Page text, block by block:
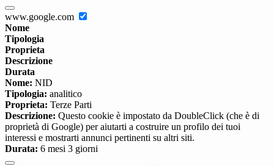
www.google.com
Nome
Tipologia
Proprieta
Descrizione
Durata
Nome: NID
Tipologia: analitico
Proprieta: Terze Parti
Descrizione: Questo cookie è impostato da DoubleClick (che è di
proprietà di Google) per aiutarti a costruire un profilo dei tuoi
interessi e mostrarti annunci pertinenti su altri siti.
Durata: 6 mesi 3 giorni